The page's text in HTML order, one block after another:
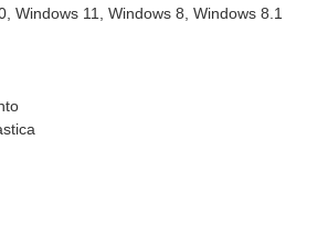
Windows 11, Windows 8, Windows 8.1